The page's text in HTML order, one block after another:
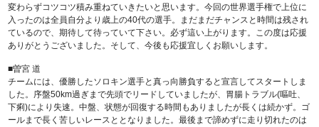
変わらずコツコツ積み重ねていきたいと思います。今回の世界選手権で上位に
入ったのは全員自分より歳上の40代の選手。まだまだチャンスと時間は残され
ているので、期待して待っていて下さい。必ず這い上がります。この度は応援
ありがとうございました。そして、今後も応援宜しくお願いします。
■曽宮 道
チームには、優勝したソロキン選手と真っ向勝負すると宣言してスタートしま
した。序盤50km過ぎまで先頭でリードしていましたが、胃腸トラブル(嘔吐、
下痢)により失速。中盤、状態が回復する時間もありましたが長くは続かず。ゴ
ールまで長く苦しいレースととなりました。最後まで諦めずに走り切れたのは